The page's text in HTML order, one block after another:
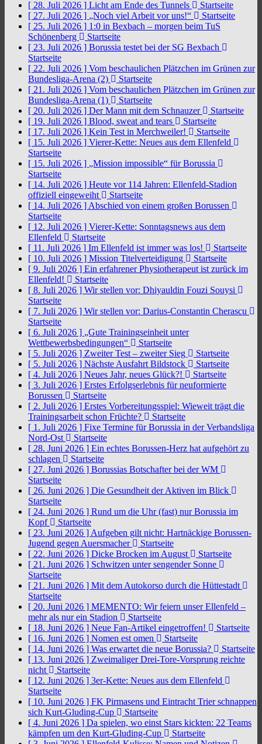
[ 28. Juli 2026 ] Licht am Ende des Tunnels
Startseite
[ 27. Juli 2026 ] „Noch viel Arbeit vor uns!“
Startseite
[ 25. Juli 2026 ] 1:0 in Bexbach – morgen beim TuS
Schönenberg
Startseite
[ 23. Juli 2026 ] Borussia testet bei der SG Bexbach
Startseite
[ 22. Juli 2026 ] Vom beschaulichen Plätzchen im Grünen zur
Bundesliga-Arena (2)
Startseite
[ 21. Juli 2026 ] Vom beschaulichen Plätzchen im Grünen zur
Bundesliga-Arena (1)
Startseite
[ 20. Juli 2026 ] Der Mann mit dem Schnauzer
Startseite
[ 19. Juli 2026 ] Blood, sweat and tears
Startseite
[ 17. Juli 2026 ] Kein Test in Merchweiler!
Startseite
[ 15. Juli 2026 ] Vierer-Kette: Neues aus dem Ellenfeld
Startseite
[ 15. Juli 2026 ] „Mission impossible“ für Borussia
Startseite
[ 14. Juli 2026 ] Heute vor 114 Jahren: Ellenfeld-Stadion
offiziell eingeweiht
Startseite
[ 14. Juli 2026 ] Abschied von einem großen Borussen
Startseite
[ 12. Juli 2026 ] Vierer-Kette: Sonntagsnews aus dem
Ellenfeld
Startseite
[ 11. Juli 2026 ] Im Ellenfeld ist immer was los!
Startseite
[ 10. Juli 2026 ] Mission Titelverteidigung
Startseite
[ 9. Juli 2026 ] Ein erfahrener Physiotherapeut ist zurück im
Ellenfeld!
Startseite
[ 8. Juli 2026 ] Wir stellen vor: Dhiyauldin Fouzi Souysi
Startseite
[ 7. Juli 2026 ] Wir stellen vor: Darius-Constantin Cherascu
Startseite
[ 6. Juli 2026 ] „Gute Trainingseinheit unter
Wettbewerbsbedingungen“
Startseite
[ 5. Juli 2026 ] Zweiter Test – zweiter Sieg
Startseite
[ 5. Juli 2026 ] Nächste Ausfahrt Bildstock
Startseite
[ 4. Juli 2026 ] Neues Jahr, neues Glück?!
Startseite
[ 3. Juli 2026 ] Erstes Erfolgserlebnis für neuformierte
Borussen
Startseite
[ 2. Juli 2026 ] Erstes Vorbereitungsspiel: Wieweit trägt die
Trainingsarbeit schon Früchte?
Startseite
[ 1. Juli 2026 ] Fixe Termine für Borussia in der Verbandsliga
Nord-Ost
Startseite
[ 28. Juni 2026 ] Ein echtes Borussen-Herz hat aufgehört zu
schlagen
Startseite
[ 27. Juni 2026 ] Borussias Botschafter bei der WM
Startseite
[ 26. Juni 2026 ] Die Gesundheit der Aktiven im Blick
Startseite
[ 24. Juni 2026 ] Rund um die Uhr (fast) nur Borussia im
Kopf
Startseite
[ 23. Juni 2026 ] Aufgeben gilt nicht: Hartnäckige Borussen-
Jugend gegen Auersmacher
Startseite
[ 22. Juni 2026 ] Dicke Brocken im August
Startseite
[ 21. Juni 2026 ] Schwitzen unter sengender Sonne
Startseite
[ 21. Juni 2026 ] Mit dem Autokorso durch die Hüttestadt
Startseite
[ 20. Juni 2026 ] MEMENTO: Wir feiern unser Ellenfeld –
mehr als nur ein Stadion
Startseite
[ 18. Juni 2026 ] Neue Fan-Artikel eingetroffen!
Startseite
[ 16. Juni 2026 ] Nomen est omen
Startseite
[ 14. Juni 2026 ] Was erwartet die neue Borussia?
Startseite
[ 13. Juni 2026 ] Zweimaliger Drei-Tore-Vorsprung reichte
nicht
Startseite
[ 12. Juni 2026 ] 3er-Kette: Neues aus dem Ellenfeld
Startseite
[ 10. Juni 2026 ] FK Pirmasens und Eintracht Trier schnappen
sich Kurt-Gluding-Cup
Startseite
[ 4. Juni 2026 ] Da spielen, wo einst Stars kickten: 22 Teams
kämpfen um den Kurt-Gluding-Cup
Startseite